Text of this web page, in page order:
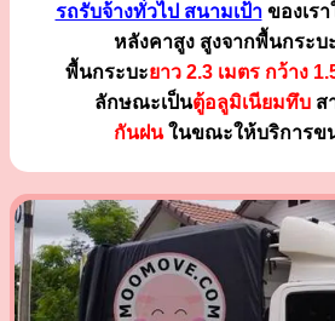
รถรับจ้างทั่วไป สนามเป้าของเรา
หลังคาสูง สูงจากพื้นกระบ
พื้นกระบะยาว 2.3 เมตร กว้าง
ลักษณะเป็นตู้อลูมิเนียมทึบ ส
กันฝนในขณะให้บริการข